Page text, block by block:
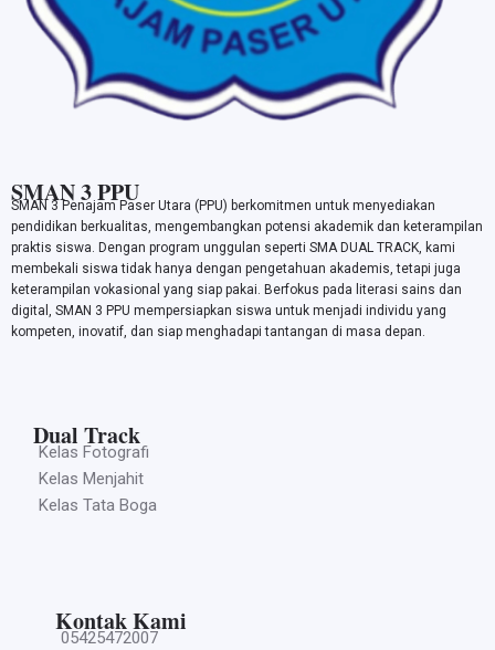
SMAN 3 PPU
SMAN 3 Penajam Paser Utara (PPU) berkomitmen untuk menyediakan
pendidikan berkualitas, mengembangkan potensi akademik dan keterampilan
praktis siswa. Dengan program unggulan seperti SMA DUAL TRACK, kami
membekali siswa tidak hanya dengan pengetahuan akademis, tetapi juga
keterampilan vokasional yang siap pakai. Berfokus pada literasi sains dan
digital, SMAN 3 PPU mempersiapkan siswa untuk menjadi individu yang
kompeten, inovatif, dan siap menghadapi tantangan di masa depan.
Dual Track
Kelas Fotografi
Kelas Menjahit
Kelas Tata Boga
Kontak Kami
05425472007